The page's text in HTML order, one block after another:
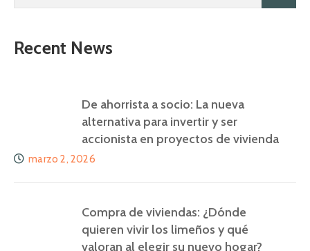
Recent News
De ahorrista a socio: La nueva
alternativa para invertir y ser
accionista en proyectos de vivienda
marzo 2, 2026
Compra de viviendas: ¿Dónde
quieren vivir los limeños y qué
valoran al elegir su nuevo hogar?